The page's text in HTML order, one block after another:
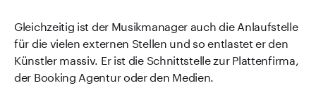
Gleichzeitig ist der Musikmanager auch die Anlaufstelle
für die vielen externen Stellen und so entlastet er den
Künstler massiv. Er ist die Schnittstelle zur Plattenfirma,
der Booking Agentur oder den Medien.